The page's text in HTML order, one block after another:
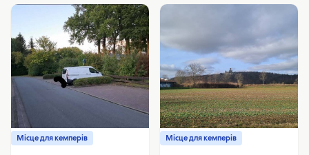
Місце для кемперів Місце для кемперів